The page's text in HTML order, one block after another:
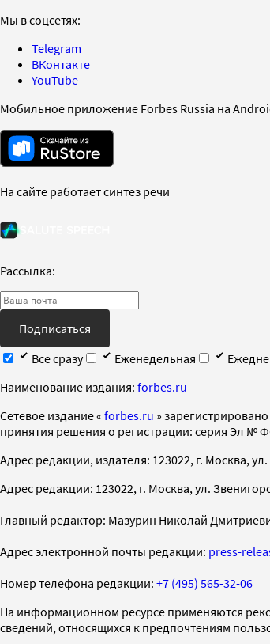
Мы в соцсетях:
Telegram
ВКонтакте
YouTube
Мобильное приложение Forbes Russia на
На сайте работает синтез речи
Рассылка:
Подписаться
Все сразу
Еженедельная
Наименование издания: forbes.ru
Cетевое издание « forbes.ru »
принятия решения о регистрации: серия Эл №
Адрес редакции, издателя: 123022, г. Москва,
Адрес редакции: 123022, г. Москва, ул.
Главный редактор: Мазурин Николай
Адрес электронной почты редакции: press-
Номер телефона редакции: +7 (495) 565-32-06
На информационном ресурсе применяются
сведений, относящихся к предпочтениям